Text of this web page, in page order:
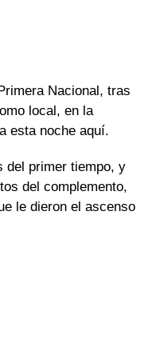
Nacional, tras
local, en la
esta noche aquí.
del primer tiempo, y
del complemento,
le dieron el ascenso